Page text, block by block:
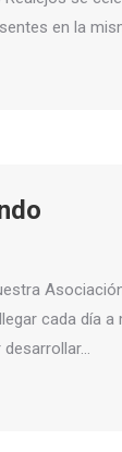
en la
cada día
desarrollar…